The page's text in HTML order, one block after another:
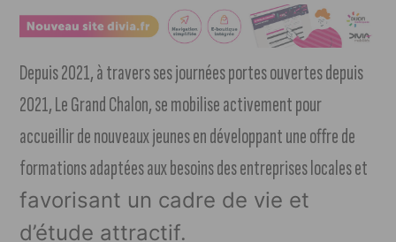
Depuis 2021, à travers ses journées portes ouvertes depuis
2021, Le Grand Chalon, se mobilise activement pour
accueillir de nouveaux jeunes en développant une offre de
formations adaptées aux besoins des entreprises locales et
favorisant un cadre de vie et
d’étude attractif.